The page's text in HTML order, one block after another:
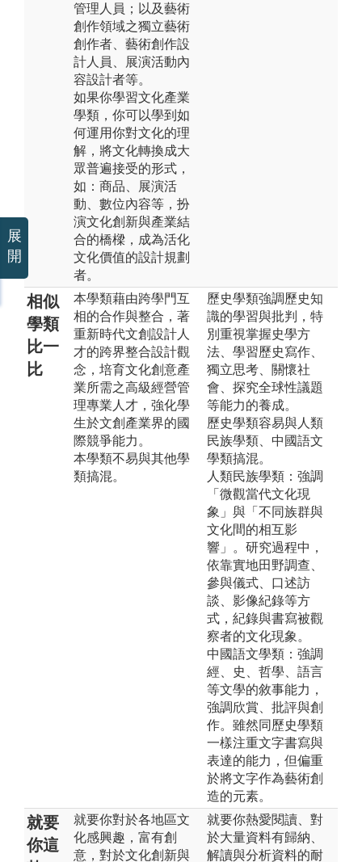
管理人員；以及藝術
創作領域之獨立藝術
創作者、藝術創作設
計人員、展演活動內
容設計者等。
如果你學習文化產業
學類，你可以學到如
何運用你對文化的理
解，將文化轉換成大
眾普遍接受的形式，
如：商品、展演活
動、數位內容等，扮
演文化創新與產業結
合的橋樑，成為活化
文化價值的設計規劃
者。
相似
學類
比一
比
本學類藉由跨學門互
相的合作與整合，著
重新時代文創設計人
才的跨界整合設計觀
念，培育文化創意產
業所需之高級經營管
理專業人才，強化學
生於文創產業界的國
際競爭能力。
本學類不易與其他學
類搞混。
歷史學類強調歷史知
識的學習與批判，特
別重視掌握史學方
法、學習歷史寫作、
獨立思考、關懷社
會、探究全球性議題
等能力的養成。
歷史學類容易與人類
民族學類、中國語文
學類搞混。
人類民族學類：強調
「微觀當代文化現
象」與「不同族群與
文化間的相互影
響」。研究過程中，
依靠實地田野調查、
參與儀式、口述訪
談、影像紀錄等方
式，紀錄與書寫被觀
察者的文化現象。
中國語文學類：強調
經、史、哲學、語言
等文學的敘事能力，
強調欣賞、批評與創
作。雖然同歷史學類
一樣注重文字書寫與
表達的能力，但偏重
於將文字作為藝術創
造的元素。
就要
你這
就要你對於各地區文
化感興趣，富有創
意，對於文化創新與
就要你熱愛閱讀、對
於大量資料有歸納、
解讀與分析資料的耐
展
開